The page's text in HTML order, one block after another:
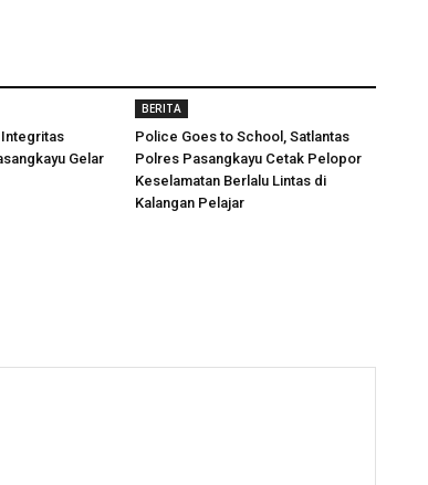
Gelar
BERITA
Police Goes to School, Satlantas
Polres Pasangkayu Cetak Pelopor
Keselamatan Berlalu Lintas di
Kalangan Pelajar